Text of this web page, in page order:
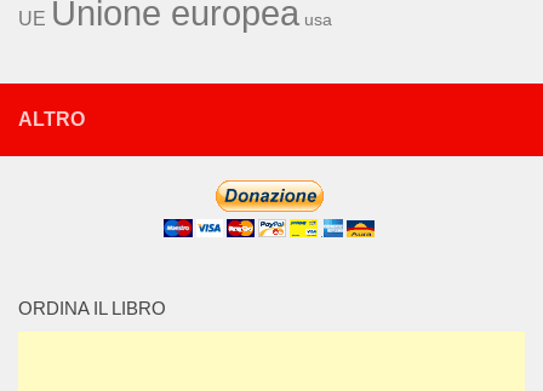
UE Unione europea usa
ALTRO
ORDINA IL LIBRO